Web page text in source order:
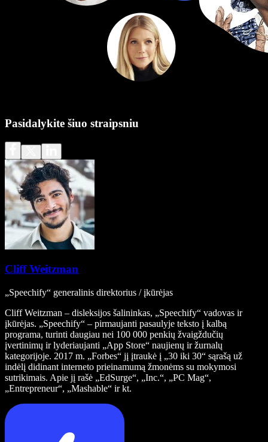
Pasidalykite šiuo straipsniu
Cliff Weitzman
„Speechify“ generalinis direktorius / įkūrėjas
Cliff Weitzman – disleksijos šalininkas, „Speechify“ vadovas ir
įkūrėjas. „Speechify“ – pirmaujanti pasaulyje teksto į kalbą
programa, turinti daugiau nei 100 000 penkių žvaigždučių
įvertinimų ir lyderiaujanti „App Store“ naujienų ir žurnalų
kategorijoje. 2017 m. „Forbes“ jį įtraukė į „30 iki 30“ sąrašą už
indėlį didinant interneto prieinamumą žmonėms su mokymosi
sutrikimais. Apie jį rašė „EdSurge“, „Inc.“, „PC Mag“,
„Entrepreneur“, „Mashable“ ir kt.